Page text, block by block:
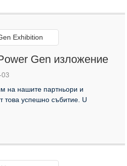
Gen изложение
на нашите партньори и
това успешно събитие. U